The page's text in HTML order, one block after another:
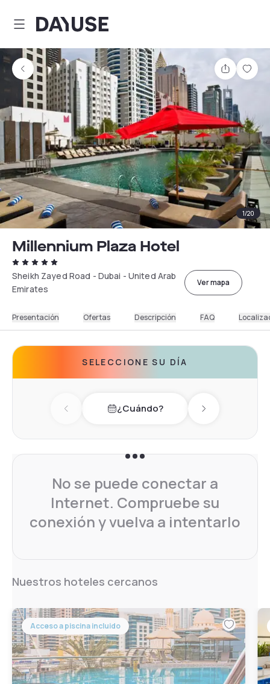
Dayuse
1/20
Millennium Plaza Hotel
Sheikh Zayed Road - Dubai - United Arab
Emirates
Ver mapa
Presentación Ofertas Descripción FAQ
SELECCIONE SU DÍA
Previous day¿Cuándo? Next day
No se puede conectar a
Internet. Compruebe su
conexión y vuelva a intentarlo
Nuestros hoteles cercanos
Acceso a piscina incluido